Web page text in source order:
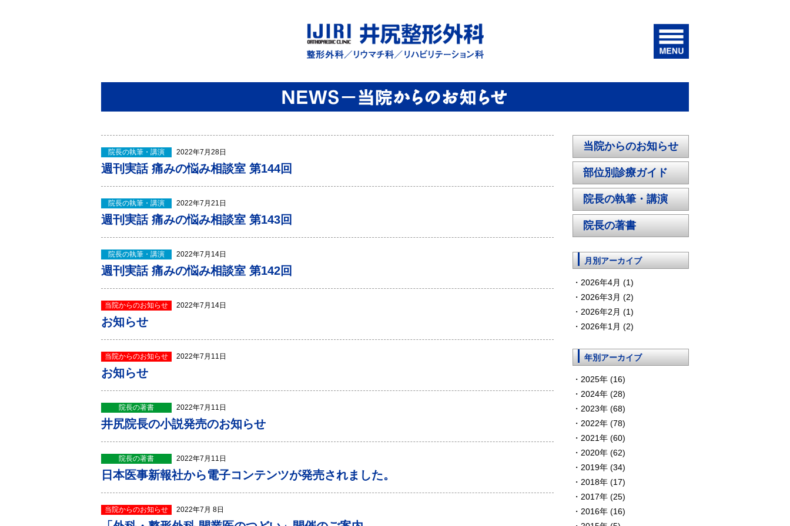
院長の執筆・講演 2022年7月28日
週刊実話 痛みの悩み相談室 第144回
院長の執筆・講演 2022年7月21日
週刊実話 痛みの悩み相談室 第143回
院長の執筆・講演 2022年7月14日
週刊実話 痛みの悩み相談室 第142回
当院からのお知らせ 2022年7月14日
お知らせ
当院からのお知らせ 2022年7月11日
お知らせ
院長の著書 2022年7月11日
井尻院長の小説発売のお知らせ
院長の著書 2022年7月11日
日本医事新報社から電子コンテンツが発売されました。
当院からのお知らせ 2022年7月 8日
当院からのお知らせ
部位別診療ガイド
院長の執筆・講演
院長の著書
月別アーカイブ
2026年4月 (1)
2026年3月 (2)
2026年2月 (1)
2026年1月 (2)
年別アーカイブ
2025年 (16)
2024年 (28)
2023年 (68)
2022年 (78)
2021年 (60)
2020年 (62)
2019年 (34)
2018年 (17)
2017年 (25)
2016年 (16)